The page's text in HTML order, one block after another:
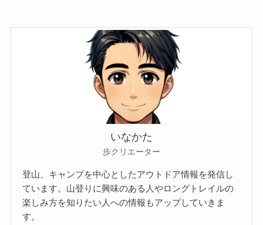
いなかた
歩クリエーター
登山、キャンプを中心としたアウトドア情報を発信し
ています。山登りに興味のある人やロングトレイルの
楽しみ方を知りたい人への情報もアップしていきま
す。